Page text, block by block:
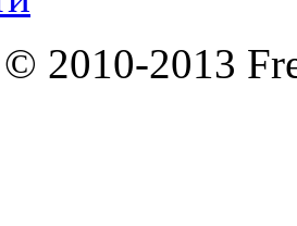
2010-2013